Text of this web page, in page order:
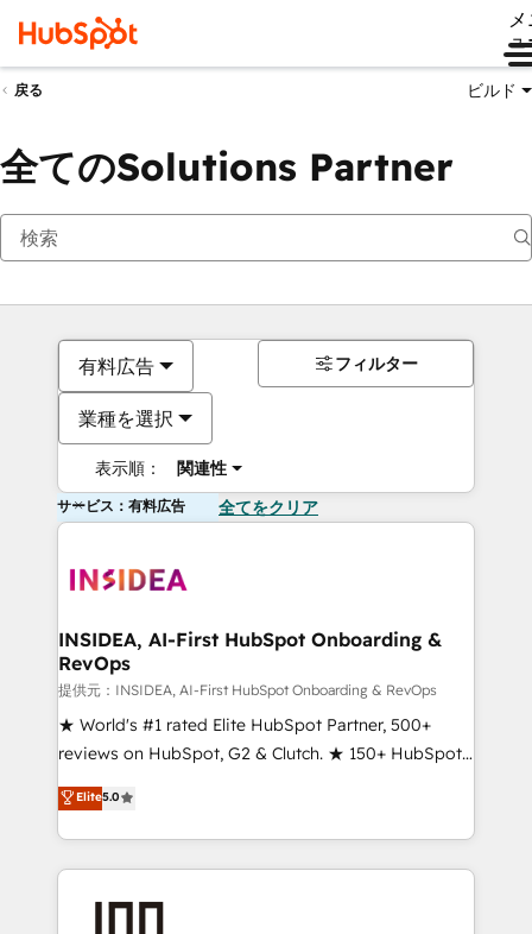
ュ
戻る ビルド
全てのSolutions Partner
有料広告
業種を選択
表示順： 関連性
フィルター
サービス：有料広告 全てをクリア
INSIDEA, AI-First HubSpot Onboarding &
RevOps
提供元：INSIDEA, AI-First HubSpot Onboarding & RevOps
★ World's #1 rated Elite HubSpot Partner, 500+
reviews on HubSpot, G2 & Clutch. ★ 150+ HubSpot
Certified Experts & Trainers across the team ★
1,500+ implementations across five continents ★ AI-
First, RevOps-led, Onboarding obsessed ★
Company of the Year 2024/25 INSIDEA helps
Elite5.0